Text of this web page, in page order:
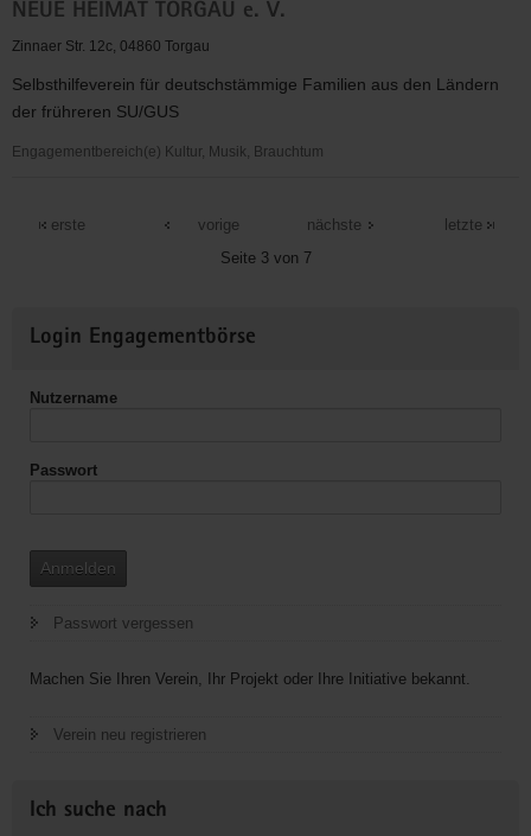
Naturschutzstation
Biberhof
NEUE HEIMAT TORGAU e. V.
Zinnaer Str. 12c, 04860 Torgau
Selbsthilfeverein für deutschstämmige Familien aus den Ländern
der frühreren SU/GUS
Engagementbereich(e) Kultur, Musik, Brauchtum
erste
vorige
Seite 3 von 7
nächste letzte
Informationen
Login Engagementbörse
Nutzername
Passwort
Anmelden
Passwort vergessen
Machen Sie Ihren Verein, Ihr Projekt oder Ihre Initiative bekannt.
Verein neu registrieren
Ich suche nach